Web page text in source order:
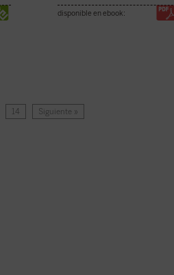
disponible en ebook:
14 Siguiente »